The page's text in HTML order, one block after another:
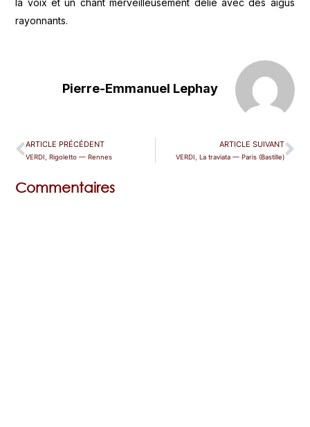
la voix et un chant merveilleusement délié avec des aigus
rayonnants.
Pierre-Emmanuel Lephay
ARTICLE PRÉCÉDENT
VERDI, Rigoletto — Rennes
ARTICLE SUIVANT
VERDI, La traviata — Paris (Bastille)
Commentaires